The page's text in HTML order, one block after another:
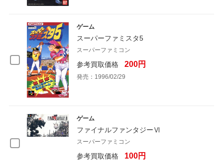
ゲーム
スーパーファミスタ5
スーパーファミコン
参考買取価格 200円
発売：1996/02/29
ゲーム
ファイナルファンタジーⅥ
スーパーファミコン
参考買取価格 100円